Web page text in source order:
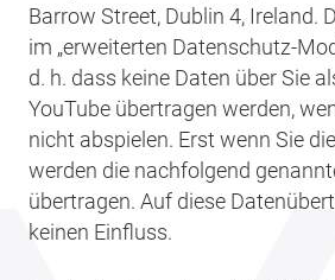
Barrow Street, Dublin 4, Ireland.
im „erweiterten Datenschutz-
d. h. dass keine Daten über Sie
YouTube übertragen werden,
nicht abspielen. Erst wenn Sie
werden die nachfolgend
übertragen. Auf diese
keinen Einfluss.